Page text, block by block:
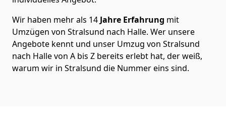
Wir haben mehr als 14 Jahre Erfahrung mit
Umzügen von Stralsund nach Halle. Wer unsere
Angebote kennt und unser Umzug von Stralsund
nach Halle von A bis Z bereits erlebt hat, der weiß,
warum wir in Stralsund die Nummer eins sind.